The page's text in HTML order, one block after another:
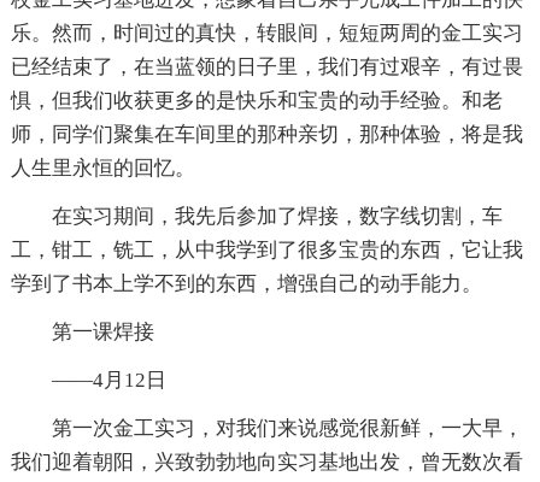
乐。然而，时间过的真快，转眼间，短短两周的金工实习
已经结束了，在当蓝领的日子里，我们有过艰辛，有过畏
惧，但我们收获更多的是快乐和宝贵的动手经验。和老
师，同学们聚集在车间里的那种亲切，那种体验，将是我
人生里永恒的回忆。
在实习期间，我先后参加了焊接，数字线切割，车
工，钳工，铣工，从中我学到了很多宝贵的东西，它让我
学到了书本上学不到的东西，增强自己的动手能力。
第一课焊接
——4月12日
第一次金工实习，对我们来说感觉很新鲜，一大早，
我们迎着朝阳，兴致勃勃地向实习基地出发，曾无数次看